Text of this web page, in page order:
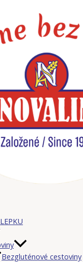
Bezgluténové cestoviny